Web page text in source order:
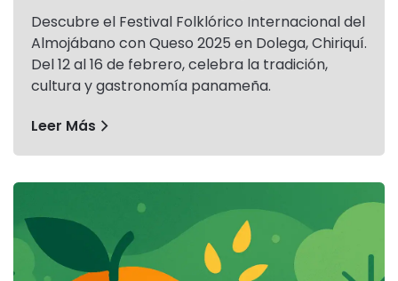
Descubre el Festival Folklórico Internacional del
Almojábano con Queso 2025 en Dolega, Chiriquí.
Del 12 al 16 de febrero, celebra la tradición,
cultura y gastronomía panameña.
Leer Más